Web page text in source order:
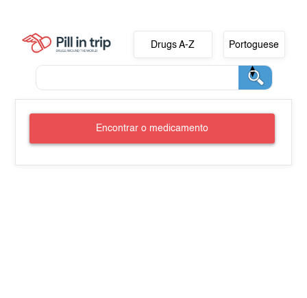
Drugs A-Z Portoguese
Encontrar o medicamento